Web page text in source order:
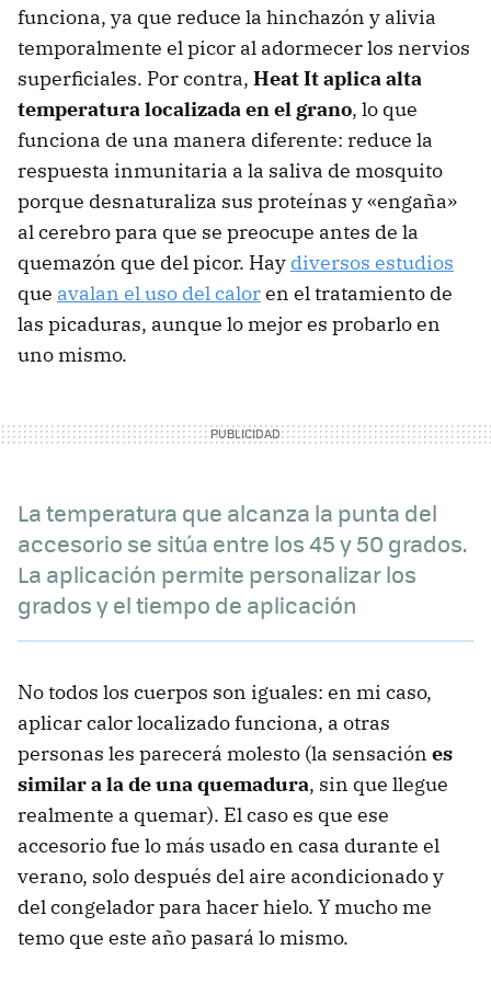
funciona, ya que reduce la hinchazón y alivia
temporalmente el picor al adormecer los nervios
superficiales. Por contra, Heat It aplica alta
temperatura localizada en el grano, lo que
funciona de una manera diferente: reduce la
respuesta inmunitaria a la saliva de mosquito
porque desnaturaliza sus proteínas y «engaña»
al cerebro para que se preocupe antes de la
quemazón que del picor. Hay diversos estudios
que avalan el uso del caloren el tratamiento de
las picaduras, aunque lo mejor es probarlo en
uno mismo.
La temperatura que alcanza la punta del
accesorio se sitúa entre los 45 y 50 grados.
La aplicación permite personalizar los
grados y el tiempo de aplicación
No todos los cuerpos son iguales: en mi caso,
aplicar calor localizado funciona, a otras
personas les parecerá molesto (la sensación es
similar a la de una quemadura, sin que llegue
realmente a quemar). El caso es que ese
accesorio fue lo más usado en casa durante el
verano, solo después del aire acondicionado y
del congelador para hacer hielo. Y mucho me
temo que este año pasará lo mismo.